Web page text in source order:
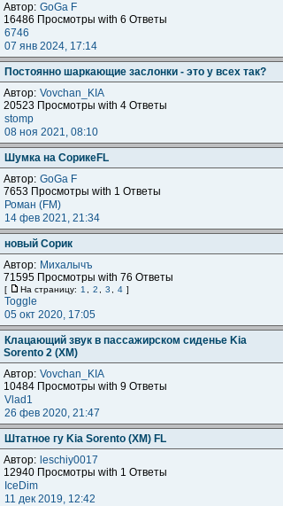
Автор: GoGa F
16486 Просмотры with 6 Ответы
6746
07 янв 2024, 17:14
Постоянно шаркающие заслонки - это у всех так?
Автор: Vovchan_KIA
20523 Просмотры with 4 Ответы
stomp
08 ноя 2021, 08:10
Шумка на СорикеFL
Автор: GoGa F
7653 Просмотры with 1 Ответы
Роман (FM)
14 фев 2021, 21:34
новый Сорик
Автор: Михалычъ
71595 Просмотры with 76 Ответы
[ На страницу: 1 2 3 4 ]
Toggle
05 окт 2020, 17:05
Клацающий звук в пассажирском сиденье Kia
Sorento 2 (XM)
Автор: Vovchan_KIA
10484 Просмотры with 9 Ответы
Vlad1
26 фев 2020, 21:47
Штатное гу Kia Sorento (XM) FL
Автор: leschiy0017
12940 Просмотры with 1 Ответы
IceDim
11 дек 2019, 12:42